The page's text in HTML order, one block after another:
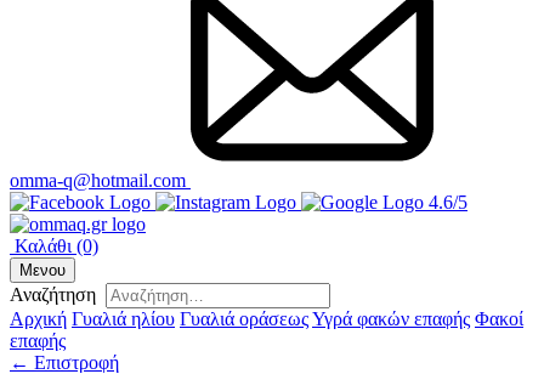
omma-q@hotmail.com
4.6/5
Καλάθι (0)
Μενου
Αναζήτηση
Αρχική Γυαλιά ηλίου Γυαλιά οράσεωςΥγρά φακών επαφής Φακοί
επαφής
← Επιστροφή